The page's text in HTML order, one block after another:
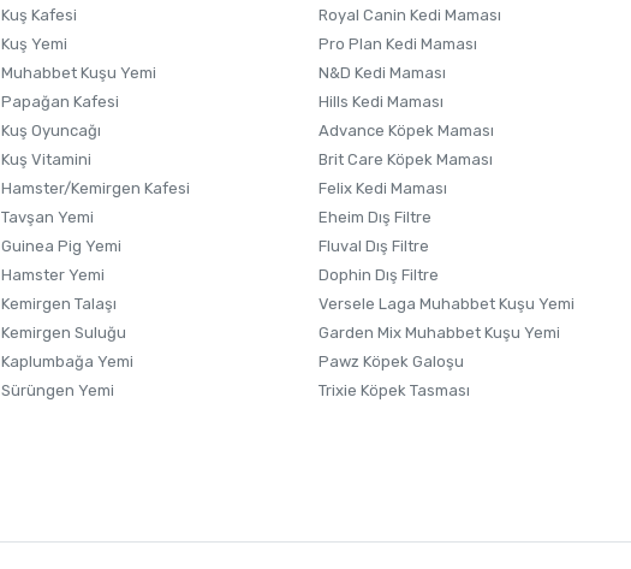
Kuş Kafesi
Kuş Yemi
Muhabbet Kuşu Yemi
Papağan Kafesi
Kuş Oyuncağı
Kuş Vitamini
Hamster/Kemirgen Kafesi
Tavşan Yemi
Guinea Pig Yemi
Hamster Yemi
Kemirgen Talaşı
Kemirgen Suluğu
Kaplumbağa Yemi
Sürüngen Yemi
Royal Canin Kedi Maması
Pro Plan Kedi Maması
N&D Kedi Maması
Hills Kedi Maması
Advance Köpek Maması
Brit Care Köpek Maması
Felix Kedi Maması
Eheim Dış Filtre
Fluval Dış Filtre
Dophin Dış Filtre
Versele Laga Muhabbet Kuşu Yemi
Garden Mix Muhabbet Kuşu Yemi
Pawz Köpek Galoşu
Trixie Köpek Tasması